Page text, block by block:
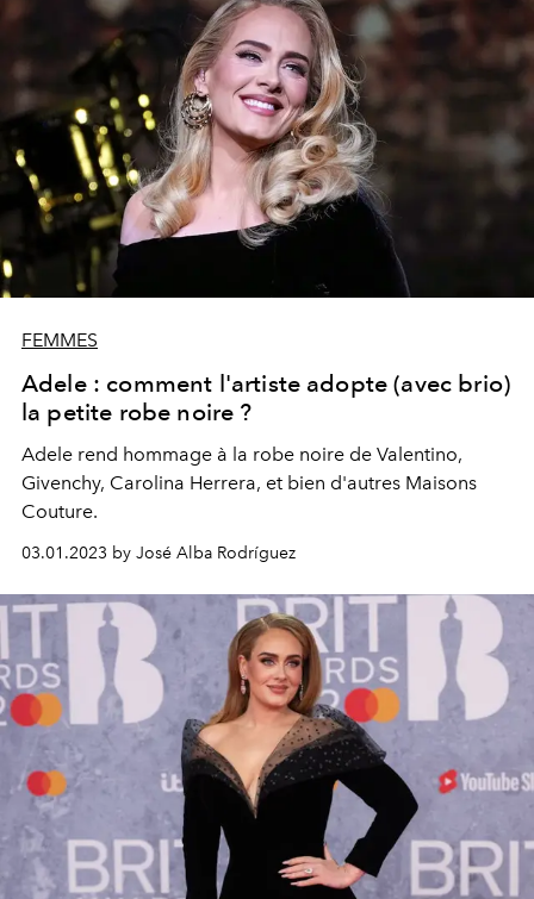
FEMMES
Adele : comment l'artiste adopte (avec brio)
la petite robe noire ?
Adele rend hommage à la robe noire de Valentino,
Givenchy, Carolina Herrera, et bien d'autres Maisons
Couture.
03.01.2023 by José Alba Rodríguez